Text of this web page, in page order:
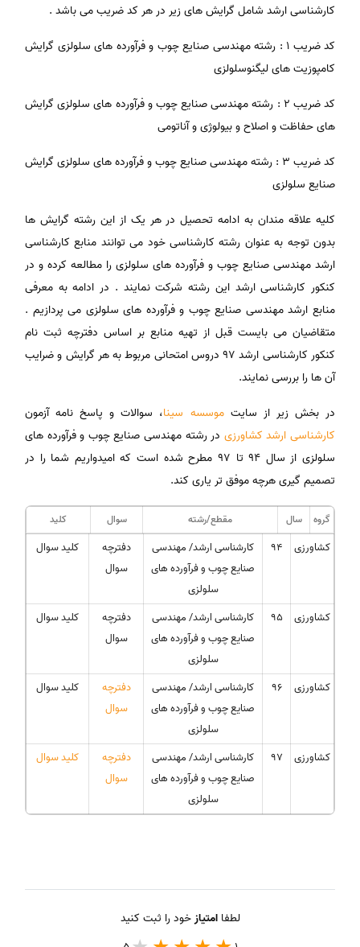
کارشناسی ارشد شامل گرایش های زیر در هر کد ضریب می باشد .
کد ضریب 1 : رشته مهندسی صنایع چوب و فرآورده های سلولزی گرایش
کامپوزیت های لیگنوسلولزی
کد ضریب 2 : رشته مهندسی صنایع چوب و فرآورده های سلولزی گرایش
های حفاظت و اصلاح و بیولوژی و آناتومی
کد ضریب 3 : رشته مهندسی صنایع چوب و فرآورده های سلولزی گرایش
صنایع سلولزی
کلیه علاقه مندان به ادامه تحصیل در هر یک از این رشته گرایش ها
بدون توجه به عنوان رشته کارشناسی خود می توانند منابع کارشناسی
ارشد مهندسی صنایع چوب و فرآورده های سلولزی را مطالعه کرده و در
کنکور کارشناسی ارشد این رشته شرکت نمایند . در ادامه به معرفی
منابع ارشد مهندسی صنایع چوب و فرآورده های سلولزی می پردازیم .
متقاضیان می بایست قبل از تهیه منابع بر اساس دفترچه ثبت نام
کنکور کارشناسی ارشد 97 دروس امتحانی مربوط به هر گرایش و ضرایب
آن ها را بررسی نمایند.
در بخش زیر از سایتموسسه سینا، سوالات و پاسخ نامه آزمون
کارشناسی ارشد کشاورزی در رشته مهندسی صنایع چوب و فرآورده های
سلولزی از سال ۹۴ تا 97 مطرح شده است که امیدواریم شما را در
تصمیم گیری هرچه موفق تر یاری کند.
گروه سال مقطع/رشته سوال کلید
کشاورزی ۹۴
کارشناسی ارشد/ مهندسی
صنایع چوب و فرآورده های
سلولزی
دفترچه
سوال
کلید سوال
کشاورزی ۹۵
کارشناسی ارشد/ مهندسی
صنایع چوب و فرآورده های
سلولزی
دفترچه
سوال
کلید سوال
کشاورزی 96
کارشناسی ارشد/ مهندسی
صنایع چوب و فرآورده های
سلولزی
دفترچه
سوال
کلید سوال
کشاورزی 97
کارشناسی ارشد/ مهندسی
صنایع چوب و فرآورده های
سلولزی
دفترچه
سوال
کلید سوال
لطفاامتیازخود را ثبت کنید